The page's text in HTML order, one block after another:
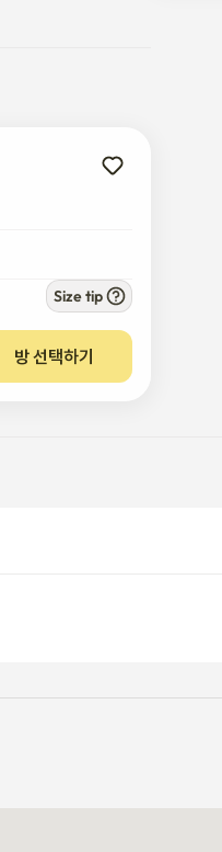
Size tip
방 선택하기